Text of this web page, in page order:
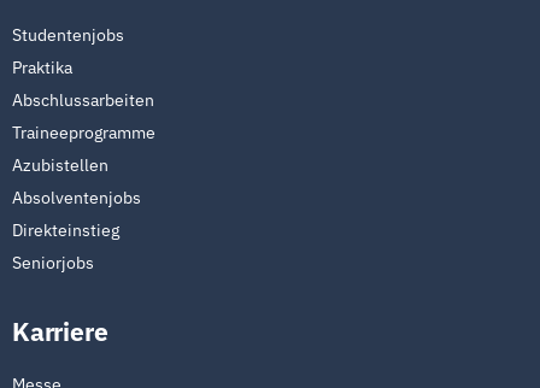
Studentenjobs
Praktika
Abschlussarbeiten
Traineeprogramme
Azubistellen
Absolventenjobs
Direkteinstieg
Seniorjobs
Karriere